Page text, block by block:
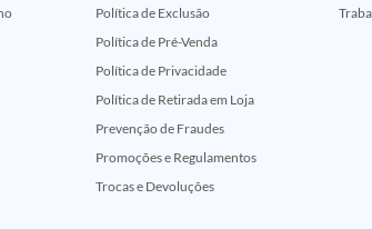
Política de Exclusão
Política de Pré-Venda
Política de Privacidade
Política de Retirada em Loja
Prevenção de Fraudes
Promoções e Regulamentos
Trocas e Devoluções